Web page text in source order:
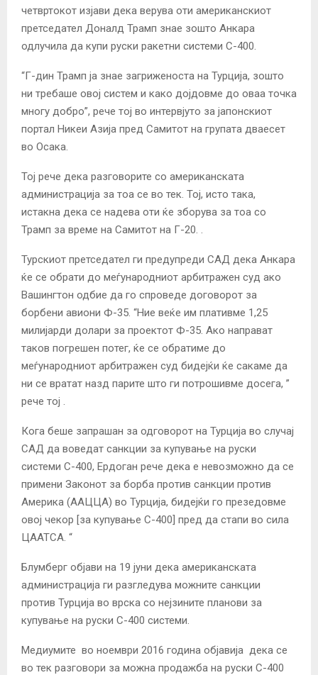
четвртокот изјави дека верува оти американскиот
претседател Доналд Трамп знае зошто Анкара
одлучила да купи руски ракетни системи С-400.
“Г-дин Трамп ја знае загриженоста на Турција, зошто
ни требаше овој систем и како дојдовме до оваа точка
многу добро”, рече тој во интервјуто за јапонскиот
портал Никеи Азија пред Самитот на групата дваесет
во Осака.
Тој рече дека разговорите со американската
администрација за тоа се во тек. Тој, исто така,
истакна дека се надева оти ќе зборува за тоа со
Трамп за време на Самитот на Г-20. .
Турскиот претседател ги предупреди САД дека Анкара
ќе се обрати до меѓународниот арбитражен суд ако
Вашингтон одбие да го спроведе договорот за
борбени авиони Ф-35. “Ние веќе им плативме 1,25
милијарди долари за проектот Ф-35. Ако направат
таков погрешен потег, ќе се обратиме до
меѓународниот арбитражен суд бидејќи ќе сакаме да
ни се вратат назд парите што ги потрошивме досега, ”
рече тој .
Кога беше запрашан за одговорот на Турција во случај
САД да воведат санкции за купување на руски
системи С-400, Ердоган рече дека е невозможно да се
примени Законот за борба против санкции против
Америка (ААЦЦА) во Турција, бидејќи го презедовме
овој чекор [за купување С-400] пред да стапи во сила
ЦААТСА. “
Блумберг објави на 19 јуни дека американската
администрација ги разгледува можните санкции
против Турција во врска со нејзините планови за
купување на руски С-400 системи.
Медиумите во ноември 2016 година објавија дека се
во тек разговори за можна продажба на руски С-400